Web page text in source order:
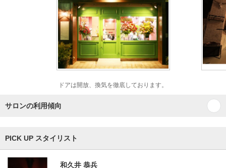
ドアは開放、換気を徹底しております。
サロンの利用傾向
PICK UP スタイリスト
和久井 恭兵